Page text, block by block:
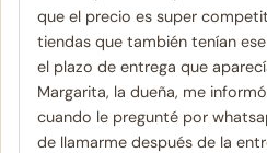
que el precio es super
tiendas que también tenían
el plazo de entrega que
Margarita, la dueña, me
cuando le pregunté por
de llamarme después de la